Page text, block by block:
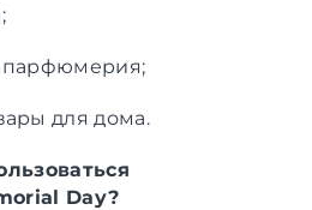
парфюмерия;
для дома.
Day?